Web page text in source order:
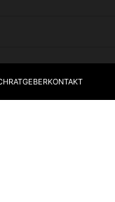
RATGEBERKONTAKT